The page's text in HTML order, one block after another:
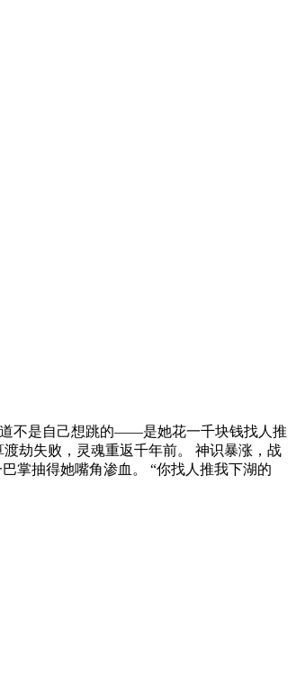
道不是自己想跳的——是她花一千块钱找人推
劫失败，灵魂重返千年前。 神识暴涨，战
掌抽得她嘴角渗血。 “你找人推我下湖的